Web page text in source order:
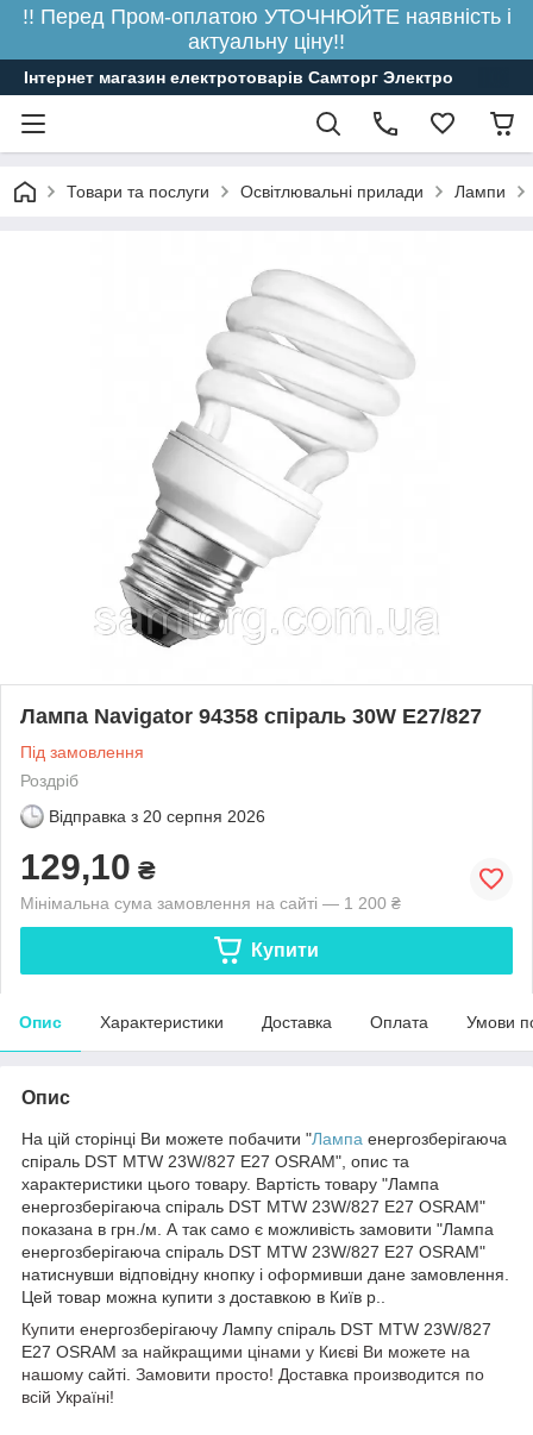
!! Перед Пром-оплатою УТОЧНЮЙТЕ наявність і
актуальну ціну!!
Інтернет магазин електротоварів Самторг Электро
Товари та послуги Освітлювальні прилади Лампи
Лампа Navigator 94358 спіраль 30W E27/827
Під замовлення
Роздріб
Відправка з 20 серпня 2026
129,10 ₴
Мінімальна сума замовлення на сайті — 1 200 ₴
Купити
Опис Характеристики Доставка Оплата Умови
Опис
На цій сторінці Ви можете побачити "Лампа енергозберігаюча
спіраль DST MTW 23W/827 E27 OSRAM", опис та
характеристики цього товару. Вартість товару "Лампа
енергозберігаюча спіраль DST MTW 23W/827 E27 OSRAM"
показана в грн./м. А так само є можливість замовити "Лампа
енергозберігаюча спіраль DST MTW 23W/827 E27 OSRAM"
натиснувши відповідну кнопку і оформивши дане замовлення.
Цей товар можна купити з доставкою в Київ р..
Купити енергозберігаючу Лампу спіраль DST MTW 23W/827
E27 OSRAM за найкращими цінами у Києві Ви можете на
нашому сайті . Замовити просто! Доставка производится по
всій Україні!